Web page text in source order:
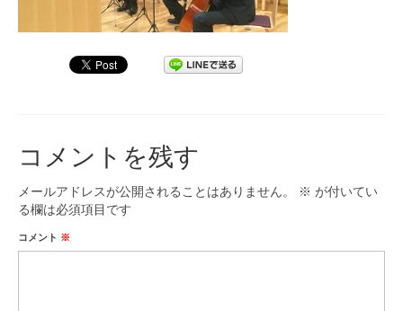
団員専用ページ
コメントを残す
メールアドレスが公開されることはありません。 ※ が付いてい
る欄は必須項目です
コメント ※